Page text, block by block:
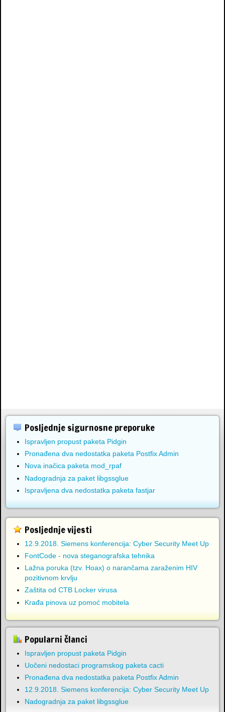
Posljednje sigurnosne preporuke
Ispravljen propust paketa Pidgin
Pronađena dva nedostatka paketa Postfix Admin
Nova inačica paketa mod_rpaf
Nadogradnja za paket libgssglue
Ispravljena dva nedostatka paketa fastjar
Posljednje vijesti
12.9.2018. Siemens konferencija: Cyber Security Meet Up
FontCode - nova steganografska tehnika
Lažna poruka (tzv. Hoax) o narančama zaraženim HIV
pozitivnom krvlju
Zaštita od CTB Locker virusa
Krađa pinova uz pomoć mobitela
Popularni članci
Ispravljen propust paketa Pidgin
Uočeni nedostaci programskog paketa cacti
Pronađena dva nedostatka paketa Postfix Admin
12.9.2018. Siemens konferencija: Cyber Security Meet Up
Nadogradnja za paket libgssglue